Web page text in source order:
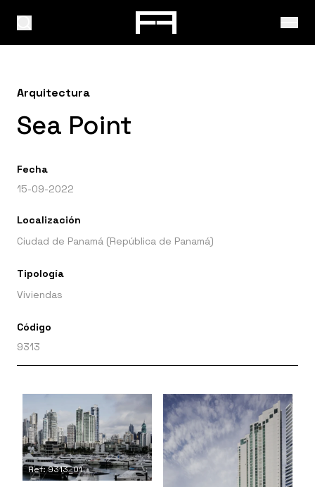
Arquitectura
Sea Point
Fecha
15-09-2022
Localización
Ciudad de Panamá (República de Panamá)
Tipología
Viviendas
Código
9313
Ref: 9313_01